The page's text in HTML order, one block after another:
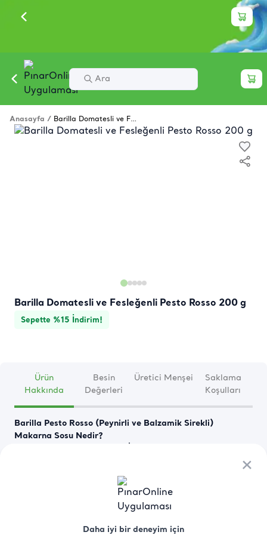
×
Daha iyi bir deneyim için
×
Daha iyi bir deneyim için
Anasayfa / Barilla Domatesli ve Fesleğenli Pesto Rosso 200 g
Barilla Domatesli ve Fesleğenli Pesto Rosso 200 g
Sepette %15 İndirim!
Ürün
Hakkında
Besin
Değerleri
Üretici Menşei
Saklama
Koşulları
Barilla Pesto Rosso (Peynirli ve Balzamik Sirekli)
Makarna Sosu Nedir?
domatesler, Modena'nın balzamik sirkesi ve leziz İtalyan
peyniri Grana Padano DOP peynirinin mükemmel
birleşimi. Barilla Pesto Rosso, makarnanızda İtalya'nın en